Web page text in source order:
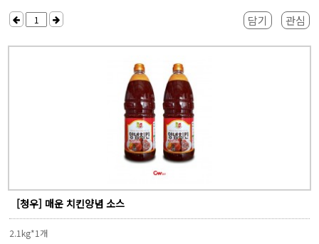
담기 관심
[청우] 매운 치킨양념 소스
2.1kg*1개